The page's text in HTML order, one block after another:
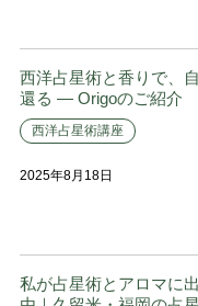
西洋占星術と香りで、
還る ― Origoのご紹介
西洋占星術講座
2025年8月18日
私が占星術とアロマに